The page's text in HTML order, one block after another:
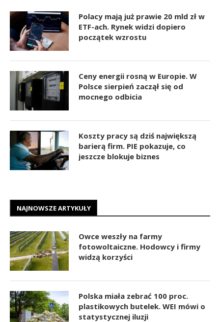
Polacy mają już prawie 20 mld zł w
ETF-ach. Rynek widzi dopiero
początek wzrostu
Ceny energii rosną w Europie. W
Polsce sierpień zaczął się od
mocnego odbicia
Koszty pracy są dziś największą
barierą firm. PIE pokazuje, co
jeszcze blokuje biznes
NAJNOWSZE ARTYKUŁY
Owce weszły na farmy
fotowoltaiczne. Hodowcy i firmy
widzą korzyści
Polska miała zebrać 100 proc.
plastikowych butelek. WEI mówi o
statystycznej iluzji